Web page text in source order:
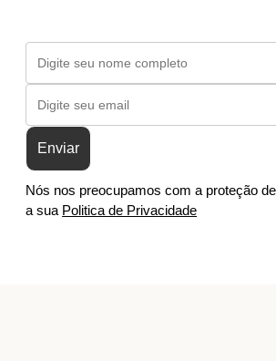
Enviar
Nós nos preocupamos com a proteção
a sua Politica de Privacidade